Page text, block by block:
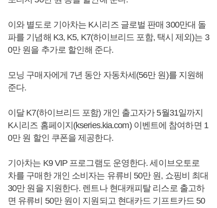
이와 별도로 기아차는 K시리즈 글로벌 판매 300만대 돌
파를 기념해 K3, K5, K7(하이브리드 포함, 택시 제외)는 3
0만 원을 추가로 할인해 준다.
모닝 구매자에게 7년 동안 자동차세(56만 원)를 지원해
준다.
이달 K7(하이브리드 포함) 개인 출고자가 5월31일까지
K시리즈 홈페이지(kseries.kia.com) 이벤트에 참여하면 1
0만 원 할인 쿠폰을 제공한다.
기아차는 K9 VIP 프로그램도 운영한다. 세이브오토로
차를 구매한 개인 소비자는 유류비 50만 원, 쇼핑비 최대
30만 원을 지원한다. 렌트나 현대캐피탈 리스로 출고하
면 유류비 50만 원이 지원되고 현대카드 기프트카드 50